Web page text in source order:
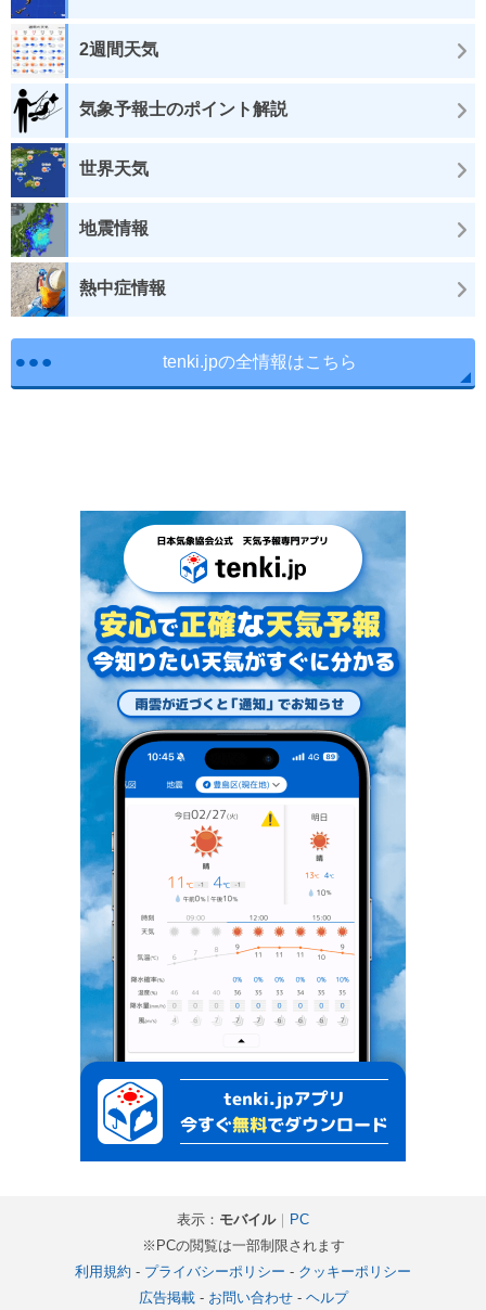
2週間天気
気象予報士のポイント解説
世界天気
地震情報
熱中症情報
tenki.jpの全情報はこちら
表示： モバイル｜ PC
※PCの閲覧は一部制限されます
利用規約 - プライバシーポリシー - クッキーポリシー
広告掲載- お問い合わせ- ヘルプ